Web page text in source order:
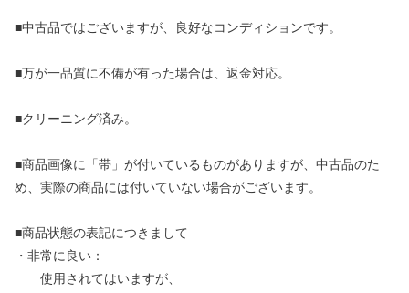
■中古品ではございますが、良好なコンディションです。
■万が一品質に不備が有った場合は、返金対応。
■クリーニング済み。
■商品画像に「帯」が付いているものがありますが、中古品のた
め、実際の商品には付いていない場合がございます。
■商品状態の表記につきまして
・非常に良い：
使用されてはいますが、